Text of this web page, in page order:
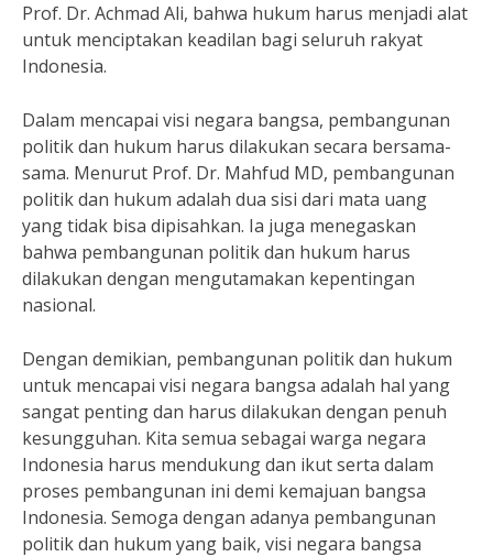
Prof. Dr. Achmad Ali, bahwa hukum harus menjadi alat
untuk menciptakan keadilan bagi seluruh rakyat
Indonesia.
Dalam mencapai visi negara bangsa, pembangunan
politik dan hukum harus dilakukan secara bersama-
sama. Menurut Prof. Dr. Mahfud MD, pembangunan
politik dan hukum adalah dua sisi dari mata uang
yang tidak bisa dipisahkan. Ia juga menegaskan
bahwa pembangunan politik dan hukum harus
dilakukan dengan mengutamakan kepentingan
nasional.
Dengan demikian, pembangunan politik dan hukum
untuk mencapai visi negara bangsa adalah hal yang
sangat penting dan harus dilakukan dengan penuh
kesungguhan. Kita semua sebagai warga negara
Indonesia harus mendukung dan ikut serta dalam
proses pembangunan ini demi kemajuan bangsa
Indonesia. Semoga dengan adanya pembangunan
politik dan hukum yang baik, visi negara bangsa